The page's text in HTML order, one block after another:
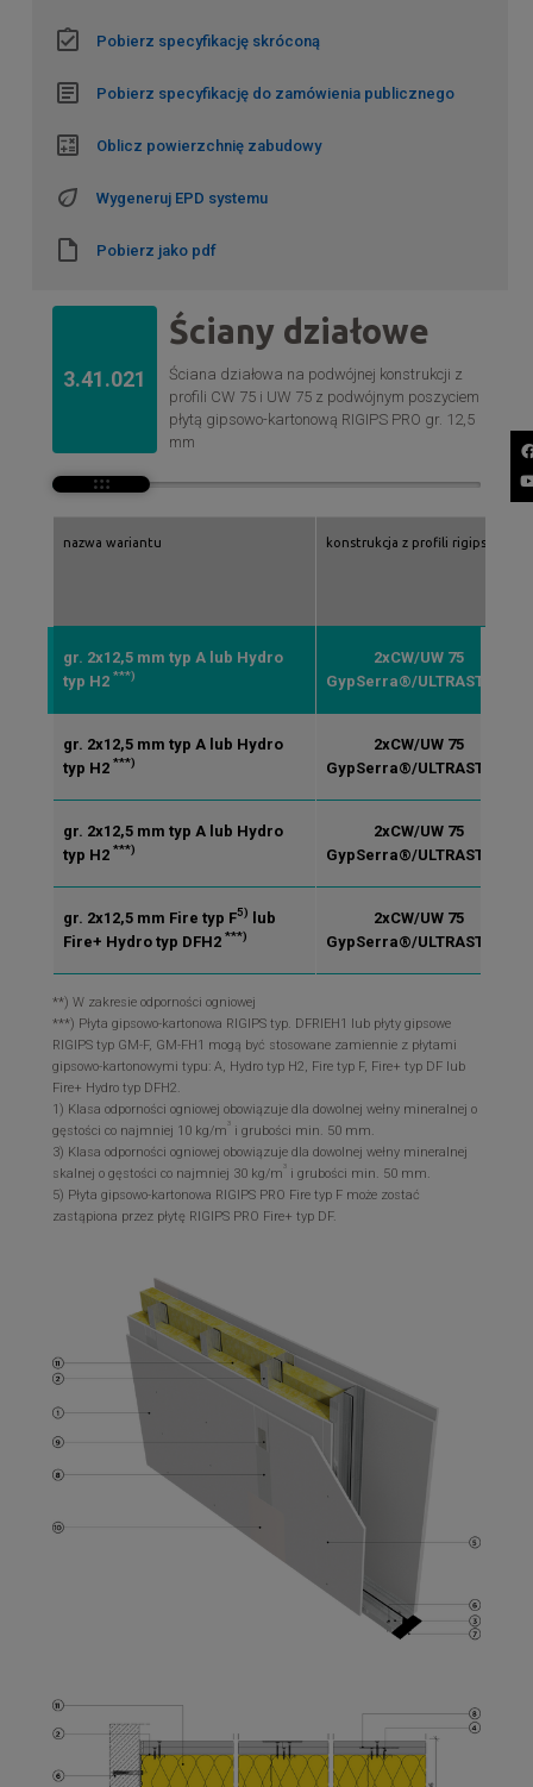
Pobierz specyfikację skróconą
Pobierz specyfikację do zamówienia publicznego
Oblicz powierzchnię zabudowy
Wygeneruj EPD systemu
Pobierz jako pdf
3.41.021
Ściany działowe
Ściana działowa na podwójnej konstrukcji z
profili CW 75 i UW 75 z podwójnym poszyciem
płytą gipsowo-kartonową RIGIPS PRO gr. 12,5
mm
nazwa wariantu konstrukcja z profili rigips
gr. 2x12,5 mm typ A lub Hydro
typ H2***)
2xCW/UW 75
GypSerra®/ULTRASTIL®
gr. 2x12,5 mm typ A lub Hydro
typ H2***)
2xCW/UW 75
GypSerra®/ULTRASTIL®
gr. 2x12,5 mm typ A lub Hydro
typ H2***)
2xCW/UW 75
GypSerra®/ULTRASTIL®
gr. 2x12,5 mm Fire typ F5)
lub
Fire+ Hydro typ DFH2***)
2xCW/UW 75
GypSerra®/ULTRASTIL®
**) W zakresie odporności ogniowej
***) Płyta gipsowo-kartonowa RIGIPS typ. DFRIEH1 lub płyty gipsowe
RIGIPS typ GM-F, GM-FH1 mogą być stosowane zamiennie z płytami
gipsowo-kartonowymi typu: A, Hydro typ H2, Fire typ F, Fire+ typ DF lub
Fire+ Hydro typ DFH2.
1) Klasa odporności ogniowej obowiązuje dla dowolnej wełny mineralnej o
gęstości co najmniej 10 kg/m3
i grubości min. 50 mm.
3) Klasa odporności ogniowej obowiązuje dla dowolnej wełny mineralnej
skalnej o gęstości co najmniej 30 kg/m3
i grubości min. 50 mm.
5) Płyta gipsowo-kartonowa RIGIPS PRO Fire typ F może zostać
zastąpiona przez płytę RIGIPS PRO Fire+ typ DF.